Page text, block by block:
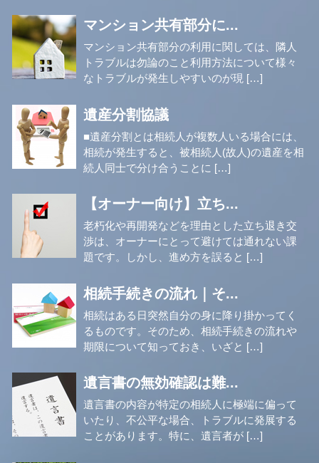
マンション共有部分に...
マンション共有部分の利用に関しては、隣人
トラブルは勿論のこと利用方法について様々
なトラブルが発生しやすいのが現 […]
遺産分割協議
■遺産分割とは相続人が複数人いる場合には、
相続が発生すると、被相続人(故人)の遺産を相
続人同士で分け合うことに […]
【オーナー向け】立ち...
老朽化や再開発などを理由とした立ち退き交
渉は、オーナーにとって避けては通れない課
題です。しかし、進め方を誤ると […]
相続手続きの流れ｜そ...
相続はある日突然自分の身に降り掛かってく
るものです。そのため、相続手続きの流れや
期限について知っておき、いざと […]
遺言書の無効確認は難...
遺言書の内容が特定の相続人に極端に偏って
いたり、不公平な場合、トラブルに発展する
ことがあります。特に、遺言者が […]